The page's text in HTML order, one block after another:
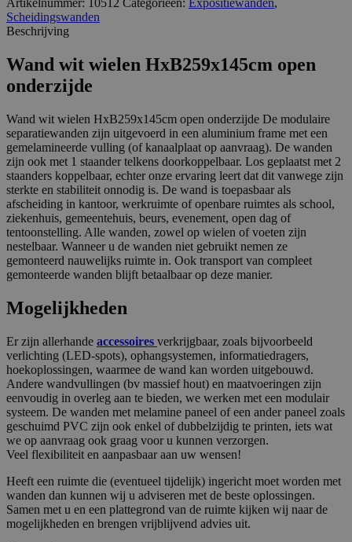
Artikelnummer: 10512 Categorieën: Expositiewanden,
Scheidingswanden
Beschrijving
Wand wit wielen HxB259x145cm open
onderzijde
Wand wit wielen HxB259x145cm open onderzijde De modulaire
separatiewanden zijn uitgevoerd in een aluminium frame met een
gemelamineerde vulling (of kanaalplaat op aanvraag). De wanden
zijn ook met 1 staander telkens doorkoppelbaar. Los geplaatst met 2
staanders koppelbaar, echter onze ervaring leert dat dit vanwege zijn
sterkte en stabiliteit onnodig is. De wand is toepasbaar als
afscheiding in kantoor, werkruimte of openbare ruimtes als school,
ziekenhuis, gemeentehuis, beurs, evenement, open dag of
tentoonstelling. Alle wanden, zowel op wielen of voeten zijn
nestelbaar. Wanneer u de wanden niet gebruikt nemen ze
gemonteerd nauwelijks ruimte in. Ook transport van compleet
gemonteerde wanden blijft betaalbaar op deze manier.
Mogelijkheden
Er zijn allerhande accessoires verkrijgbaar, zoals bijvoorbeeld
verlichting (LED-spots), ophangsystemen, informatiedragers,
hoekoplossingen, waarmee de wand kan worden uitgebouwd.
Andere wandvullingen (bv massief hout) en maatvoeringen zijn
eenvoudig in overleg aan te bieden, we werken met een modulair
systeem. De wanden met melamine paneel of een ander paneel zoals
geschuimd PVC zijn ook enkel of dubbelzijdig te printen, iets wat
we op aanvraag ook graag voor u kunnen verzorgen.
Veel flexibiliteit en aanpasbaar aan uw wensen!
Heeft een ruimte die (eventueel tijdelijk) ingericht moet worden met
wanden dan kunnen wij u adviseren met de beste oplossingen.
Samen met u en een plattegrond van de ruimte kijken wij naar de
mogelijkheden en brengen vrijblijvend advies uit.